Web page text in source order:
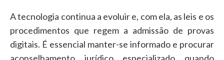
A tecnologia continua a evoluir e, com ela, as leis e os
procedimentos que regem a admissão de provas
digitais. É essencial manter-se informado e procurar